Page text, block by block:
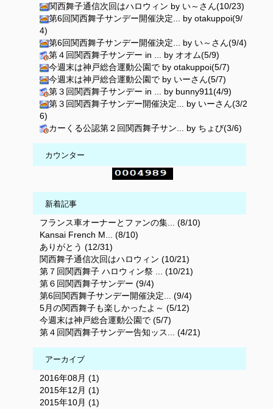
関西舞子通信次回はハロウィン by い～さん(10/23)
第6回関西舞子サンデー開催決定... by otakuppoi(9/
4)
第6回関西舞子サンデー開催決定... by い～さん(9/4)
第４回関西舞子サンデー in ... by オオム(5/9)
今週末は神戸総合運動公園で by otakuppoi(5/7)
今週末は神戸総合運動公園で by いーさん(5/7)
第３回関西舞子サンデー in ... by bunny911(4/9)
第３回関西舞子サンデー開催決定... by いーさん(3/2
6)
カーくる公認第２回関西舞子サン... by ちょび(3/6)
カウンター
新着記事
フランス車オーナーとファンの集... (8/10)
Kansai French M... (8/10)
ありがとう (12/31)
関西舞子通信次回はハロウィン (10/21)
第７回関西舞子 ハロウィン祭 ... (10/21)
第６回関西舞子サンデー (9/4)
第6回関西舞子サンデー開催決定... (9/4)
5月の関西舞子も楽しかったよ～ (5/12)
今週末は神戸総合運動公園で (5/7)
第４回関西舞子サンデー告知ッス... (4/21)
アーカイブ
2016年08月 (1)
2015年12月 (1)
2015年10月 (1)